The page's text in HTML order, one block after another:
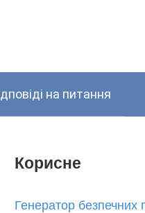
на питання
Корисне
Генератор безпечних